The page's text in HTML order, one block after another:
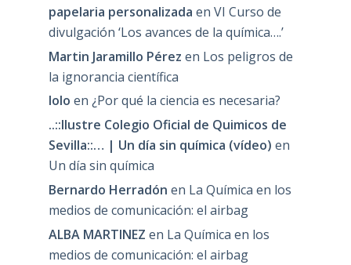
papelaria personalizada en VI Curso de
divulgación ‘Los avances de la química….’
Martin Jaramillo Pérez en Los peligros de
la ignorancia científica
lolo en ¿Por qué la ciencia es necesaria?
..::Ilustre Colegio Oficial de Quimicos de
Sevilla::… | Un día sin química (vídeo) en
Un día sin química
Bernardo Herradón en La Química en los
medios de comunicación: el airbag
ALBA MARTINEZ en La Química en los
medios de comunicación: el airbag